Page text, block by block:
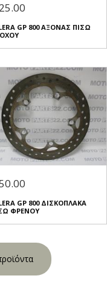
GP 800 ΑΞΟΝΑΣ ΠΙΣΩ
GP 800 ΔΙΣΚΟΠΛΑΚΑ
ΦΡΕΝΟΥ